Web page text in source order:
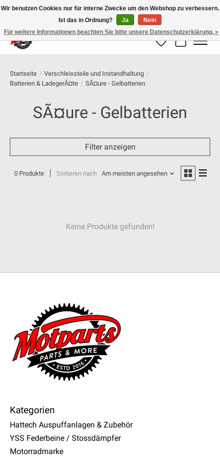
100% schweizer Onlineshop für Dein Motorrad
Wunschzettel
Ihr
Startseite / Verschleissteile und Instandhaltung /
Batterien & LadegerÃ¤te / SÃ¤ure - Gelbatterien
SÃ¤ure - Gelbatterien
Filter anzeigen
0 Produkte Sortieren nach Am meisten angesehen
Keine Produkte gefunden!
Kategorien
Hattech Auspuffanlagen & Zubehör
YSS Federbeine / Stossdämpfer
Motorradmarke
Wir benutzen Cookies nur für interne Zwecke um den Webshop zu verbessern.
Ist das in Ordnung?
Ja
Nein
Für weitere Informationen beachten Sie bitte unsere Datenschutzerklärung. »